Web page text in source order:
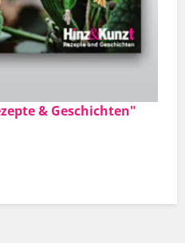
& Geschichten"